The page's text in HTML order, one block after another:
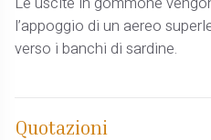
l’appoggio di un aereo
verso i banchi di sardine.
Quotazioni